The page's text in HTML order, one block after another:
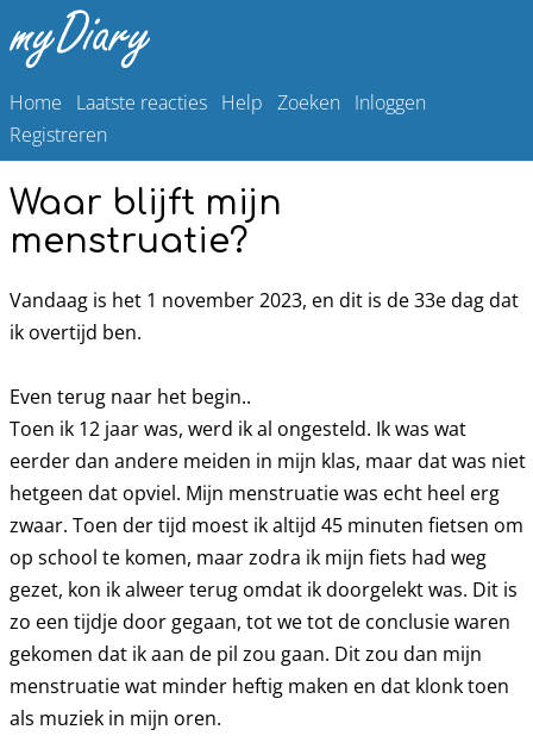
Home Laatste reacties Help Zoeken Inloggen
Registreren
Waar blijft mijn
menstruatie?
Vandaag is het 1 november 2023, en dit is de 33e dag dat
ik overtijd ben.
Even terug naar het begin..
Toen ik 12 jaar was, werd ik al ongesteld. Ik was wat
eerder dan andere meiden in mijn klas, maar dat was niet
hetgeen dat opviel. Mijn menstruatie was echt heel erg
zwaar. Toen der tijd moest ik altijd 45 minuten fietsen om
op school te komen, maar zodra ik mijn fiets had weg
gezet, kon ik alweer terug omdat ik doorgelekt was. Dit is
zo een tijdje door gegaan, tot we tot de conclusie waren
gekomen dat ik aan de pil zou gaan. Dit zou dan mijn
menstruatie wat minder heftig maken en dat klonk toen
als muziek in mijn oren.